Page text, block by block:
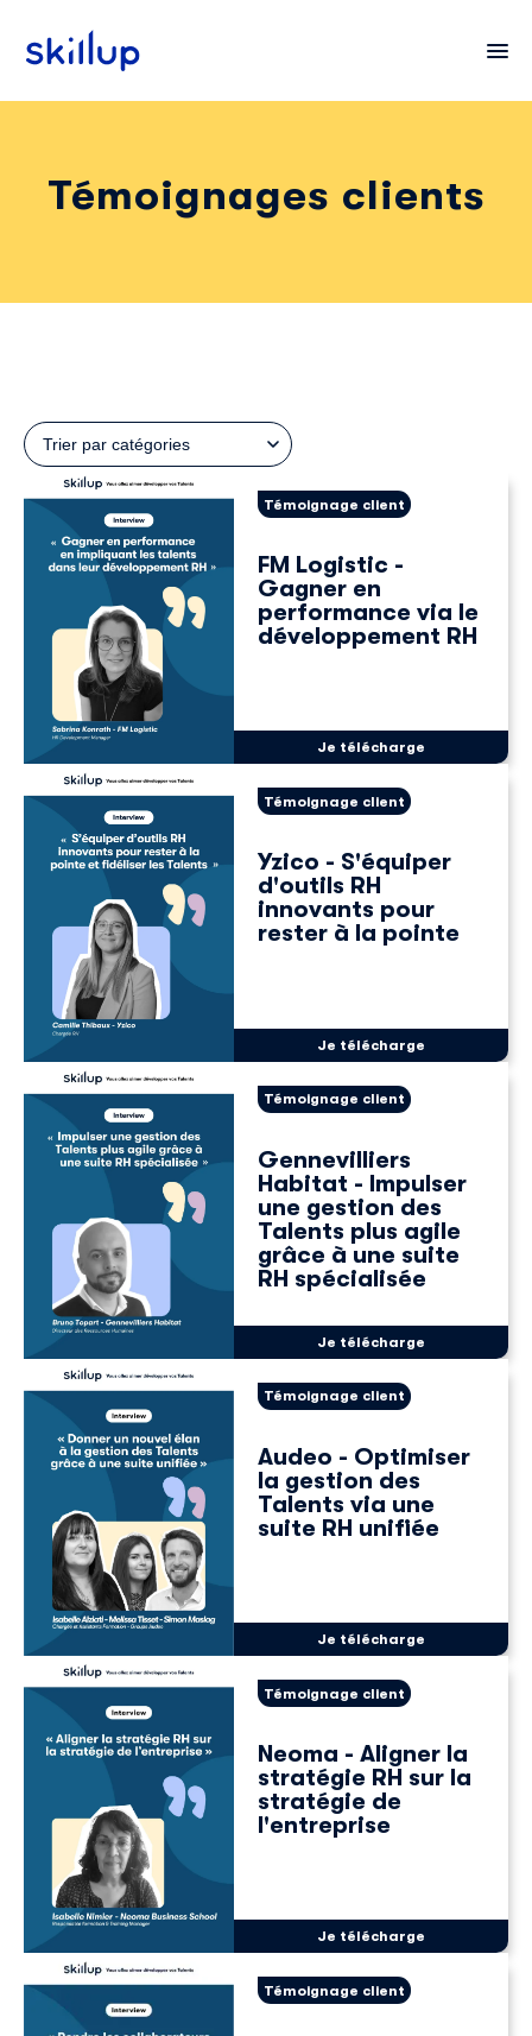
Clients
Témoignages clients
Trier par catégories
Témoignage client
FM Logistic -
Gagner en
performance via le
développement RH
Je télécharge
Témoignage client
Yzico - S'équiper
d'outils RH
innovants pour
rester à la pointe
Je télécharge
Témoignage client
Gennevilliers
Habitat - Impulser
une gestion des
Talents plus agile
grâce à une suite
RH spécialisée
Je télécharge
Témoignage client
Audeo - Optimiser
la gestion des
Talents via une
suite RH unifiée
Je télécharge
Témoignage client
Neoma - Aligner la
stratégie RH sur la
stratégie de
l'entreprise
Je télécharge
Témoignage client